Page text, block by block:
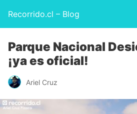
Recorrido.cl – Blog
Parque Nacional
¡ya es oficial!
Ariel Cruz